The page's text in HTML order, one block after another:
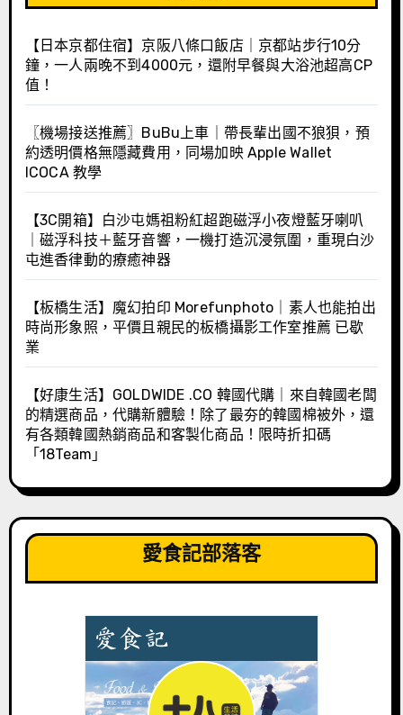
【日本京都住宿】京阪八條口飯店｜京都站步行10分
鐘，一人兩晚不到4000元，還附早餐與大浴池超高CP
值！
〖機場接送推薦〗BuBu上車｜帶長輩出國不狼狽，預
約透明價格無隱藏費用，同場加映 Apple Wallet
ICOCA 教學
【3C開箱】白沙屯媽祖粉紅超跑磁浮小夜燈藍牙喇叭
｜磁浮科技＋藍牙音響，一機打造沉浸氛圍，重現白沙
屯進香律動的療癒神器
【板橋生活】魔幻拍印 Morefunphoto｜素人也能拍出
時尚形象照，平價且親民的板橋攝影工作室推薦 已歇
業
【好康生活】GOLDWIDE .CO 韓國代購｜來自韓國老闆
的精選商品，代購新體驗！除了最夯的韓國棉被外，還
有各類韓國熱銷商品和客製化商品！限時折扣碼
「18Team」
愛食記部落客